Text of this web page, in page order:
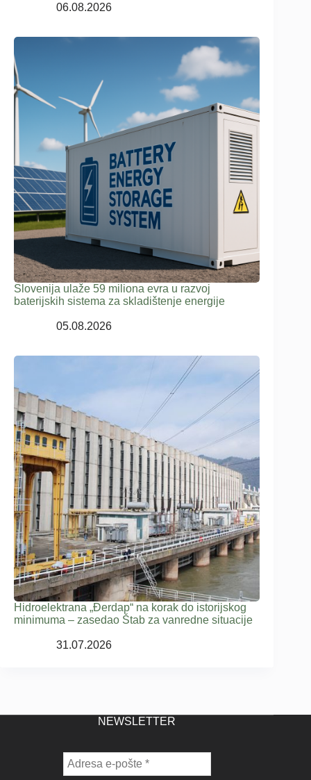
06.08.2026
Slovenija ulaže 59 miliona evra u razvoj
baterijskih sistema za skladištenje energije
05.08.2026
Hidroelektrana „Đerdap“ na korak do istorijskog
minimuma – zasedao Štab za vanredne situacije
31.07.2026
NEWSLETTER